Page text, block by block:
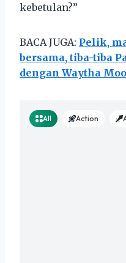
kebetulan?”
BACA JUGA: Pelik,
bersama, tiba-tiba
dengan Waytha